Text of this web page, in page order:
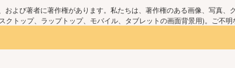
よび著者に著作権があります。私たちは、著作権のある画像、写真
トップ、ラップトップ、モバイル、タブレットの画面背景用)。ご不明